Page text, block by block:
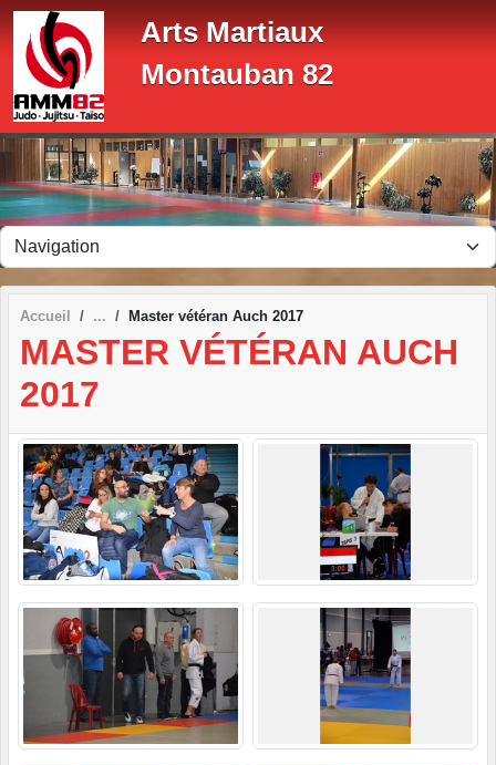
Arts Martiaux
Montauban 82
Accueil Master vétéran Auch 2017
MASTER VÉTÉRAN AUCH
2017
Panneau de gestion des cookies